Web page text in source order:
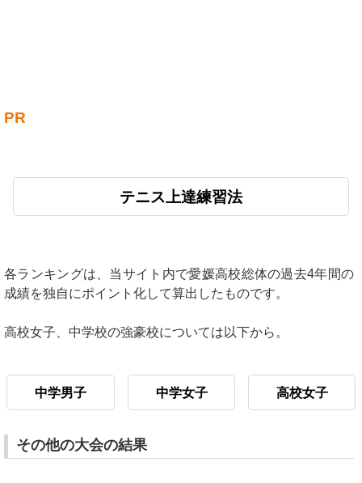
PR
テニス上達練習法
各ランキングは、当サイト内で愛媛高校総体の過去4年間の
成績を独自にポイント化して算出したものです。
高校女子、中学校の強豪校については以下から。
中学男子 中学女子 高校女子
その他の大会の結果